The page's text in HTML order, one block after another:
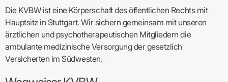
Die KVBW ist eine Körperschaft des öffentlichen Rechts mit
Hauptsitz in Stuttgart. Wir sichern gemeinsam mit unseren
ärztlichen und psychotherapeutischen Mitgliedern die
ambulante medizinische Versorgung der gesetzlich
Versicherten im Südwesten.